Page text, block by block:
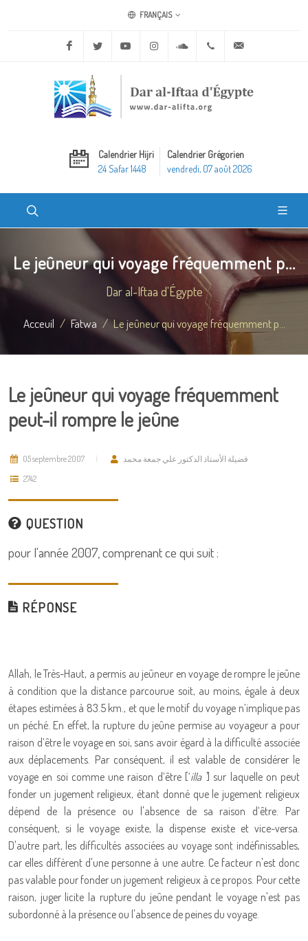
FRANÇAIS
Facebook Twitter Youtube Instagram Soundcloud+20 2 25970400
Calendrier Hijri
24 Safar 1448
Calendrier Grégorien
vendredi, 07 août 2026
Le jeûneur qui voyage fréquemment p...
Dar al-Iftaa d'Égypte
Acceuil Fatwa Le jeûneur qui voyage fréquemment p...
Le jeûneur qui voyage fréquemment
peut-il rompre le jeûne
05 septembre 2007
فضيلة الأستاذ الدكتور علي جمعة محمد
2742
QUESTION
pour l'année 2007, comprenant ce qui suit :
RÉPONSE
Allah, le Très-Haut, a permis au jeûneur en voyage de rompre le jeûne
à condition que la distance parcourue soit, au moins, égale à deux
étapes estimées à 83.5 km., et que le motif du voyage n’implique pas
un péché. En effet, la rupture du jeûne permise au voyageur a pour
raison d’être le voyage en soi, sans avoir égard à la difficulté associée
aux déplacements. Par conséquent, il est valable de considérer le
voyage en soi comme une raison d’être [‘illa ' ] sur laquelle on peut
fonder un jugement religieux, étant donné que le jugement religieux
dépend de la présence ou l'absence de sa raison d’être. Par
conséquent, si le voyage existe, la dispense existe et vice-versa.
D'autre part, les difficultés associées au voyage sont indéfinissables,
car elles diffèrent d'une personne à une autre. Ce facteur n'est donc
pas valable pour fonder un jugement religieux à ce propos. Pour cette
raison, juger licite la rupture du jeûne pendant le voyage n'est pas
subordonné à la présence ou l'absence de peines du voyage.